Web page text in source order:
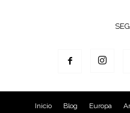
Inicio Blog Europa